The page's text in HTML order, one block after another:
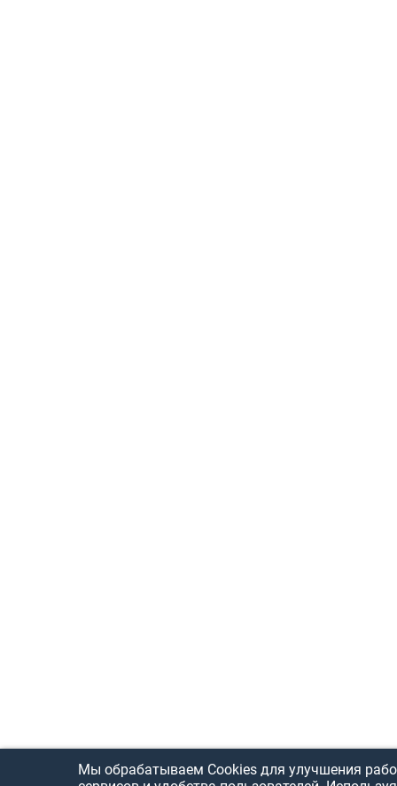
Мы обрабатываем Cookies для улучшения